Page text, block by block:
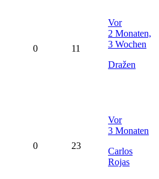
0 11
Vor
2 Monaten,
3 Wochen
Dražen
0 23
Vor
3 Monaten
Carlos
Rojas